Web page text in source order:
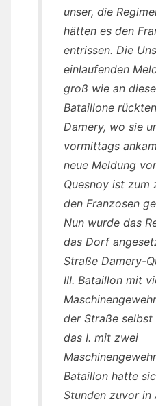
unser, die
hätten es den
entrissen. Die
einlaufenden
groß wie an
Bataillone
Damery, wo sie
vormittags
neue Meldung
Quesnoy ist zum
den Franzosen
Nun wurde das
das Dorf
Straße Damery-
III. Bataillon mit
der Straße
das I. mit zwei
Bataillon hatte
Stunden zuvor in